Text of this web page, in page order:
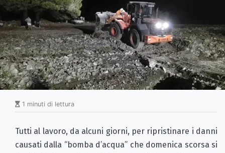
1 minuti di lettura
Tutti al lavoro, da alcuni giorni, per ripristinare i danni
causati dalla “bomba d’acqua” che domenica scorsa si